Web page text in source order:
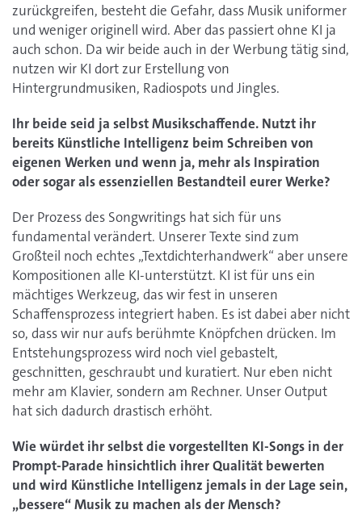
zurückgreifen, besteht die Gefahr, dass Musik uniformer
und weniger originell wird. Aber das passiert ohne KI ja
auch schon. Da wir beide auch in der Werbung tätig sind,
nutzen wir KI dort zur Erstellung von
Hintergrundmusiken, Radiospots und Jingles.
Ihr beide seid ja selbst Musikschaffende. Nutzt ihr
bereits Künstliche Intelligenz beim Schreiben von
eigenen Werken und wenn ja, mehr als Inspiration
oder sogar als essenziellen Bestandteil eurer Werke?
Der Prozess des Songwritings hat sich für uns
fundamental verändert. Unserer Texte sind zum
Großteil noch echtes „Textdichterhandwerk“ aber unsere
Kompositionen alle KI-unterstützt. KI ist für uns ein
mächtiges Werkzeug, das wir fest in unseren
Schaffensprozess integriert haben. Es ist dabei aber nicht
so, dass wir nur aufs berühmte Knöpfchen drücken. Im
Entstehungsprozess wird noch viel gebastelt,
geschnitten, geschraubt und kuratiert. Nur eben nicht
mehr am Klavier, sondern am Rechner. Unser Output
hat sich dadurch drastisch erhöht.
Wie würdet ihr selbst die vorgestellten KI-Songs in der
Prompt-Parade hinsichtlich ihrer Qualität bewerten
und wird Künstliche Intelligenz jemals in der Lage sein,
„bessere“ Musik zu machen als der Mensch?